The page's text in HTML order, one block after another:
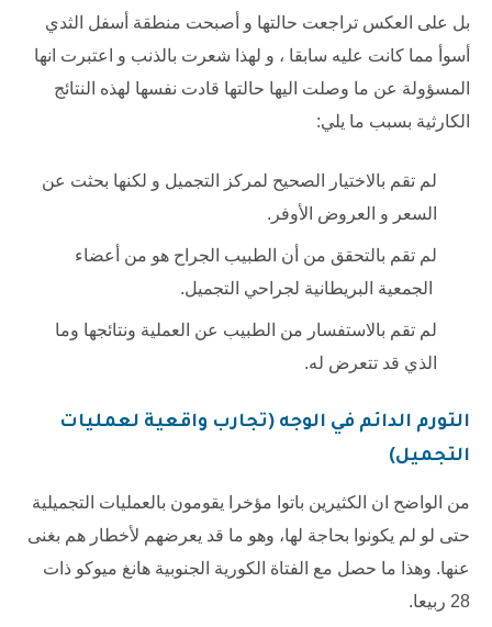
بل على العكس تراجعت حالتها و أصبحت منطقة أسفل الثدي
أسوأ مما كانت عليه سابقا ، و لهذا شعرت بالذنب و اعتبرت انها
المسؤولة عن ما وصلت اليها حالتها قادت نفسها لهذه النتائج
الكارثية بسبب ما يلي:
لم تقم بالاختيار الصحيح لمركز التجميل و لكنها بحثت عن
السعر و العروض الأوفر.
لم تقم بالتحقق من أن الطبيب الجراح هو من أعضاء
الجمعية البريطانية لجراحي التجميل.
لم تقم بالاستفسار من الطبيب عن العملية ونتائجها وما
الذي قد تتعرض له.
التورم الدائم في الوجه (تجارب واقعية لعمليات
التجميل)
من الواضح ان الكثيرين باتوا مؤخرا يقومون بالعمليات التجميلية
حتى لو لم يكونوا بحاجة لها، وهو ما قد يعرضهم لأخطار هم بغنى
عنها. وهذا ما حصل مع الفتاة الكورية الجنوبية هانغ ميوكو ذات
28 ربيعا.